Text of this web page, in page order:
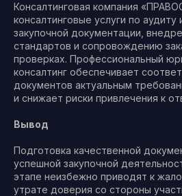
Консалтинговая компания
консалтинговые услуги по аудиту
закупочной документации,
стандартов и сопровождению
проверках. Профессиональный
консалтинг обеспечивает
документов актуальным
и снижает риски привлечения к
Вывод
Подготовка качественной
успешной закупочной
этапе неизбежно приводят к
утрате доверия со стороны